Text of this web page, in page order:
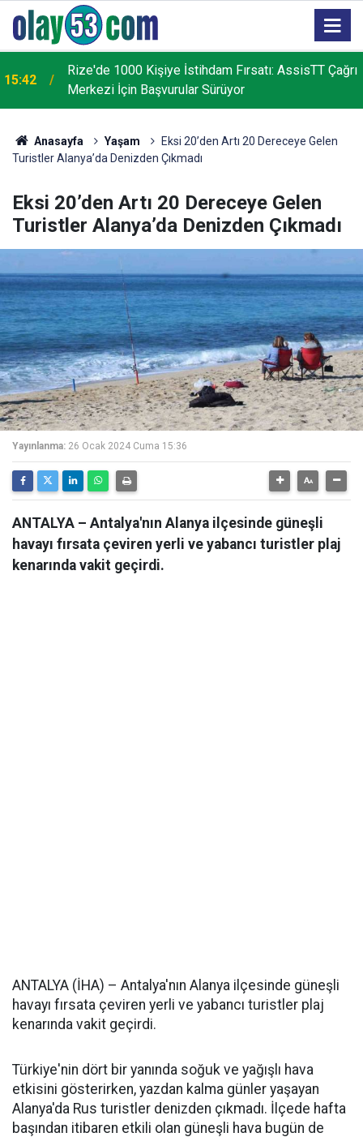
14:53
Tunca Belde Belediye Başkanı Ramazan Topçu
Kaza Geçirdi!
Anasayfa Yaşam
Eksi 20’den Artı 20 Dereceye Gelen
Turistler Alanya’da Denizden Çıkmadı
Eksi 20’den Artı 20 Dereceye Gelen
Turistler Alanya’da Denizden Çıkmadı
Yayınlanma: 26 Ocak 2024 Cuma 15:36
ANTALYA – Antalya'nın Alanya ilçesinde güneşli
havayı fırsata çeviren yerli ve yabancı turistler plaj
kenarında vakit geçirdi.
ANTALYA (İHA) – Antalya'nın Alanya ilçesinde güneşli
havayı fırsata çeviren yerli ve yabancı turistler plaj
kenarında vakit geçirdi.
Türkiye'nin dört bir yanında soğuk ve yağışlı hava
etkisini gösterirken, yazdan kalma günler yaşayan
Alanya'da Rus turistler denizden çıkmadı. İlçede hafta
başından itibaren etkili olan güneşli hava bugün de